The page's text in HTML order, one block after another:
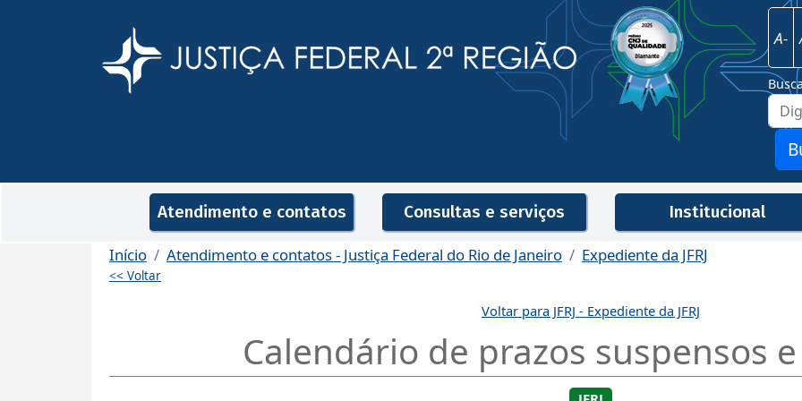
Justiça Federal - 2ª Região
Imagem
A-
Navegação principal
Atendimento e contatos Consultas e serviços Institucional
Início Atendimento e contatos - Justiça Federal do Rio de Janeiro Expediente da JFRJ
<< Voltar
Voltar para JFRJ - Expediente da JFRJ
Calendário de prazos suspensos